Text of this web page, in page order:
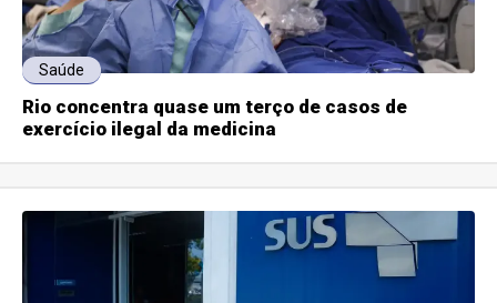
Saúde
Rio concentra quase um terço de casos de
exercício ilegal da medicina